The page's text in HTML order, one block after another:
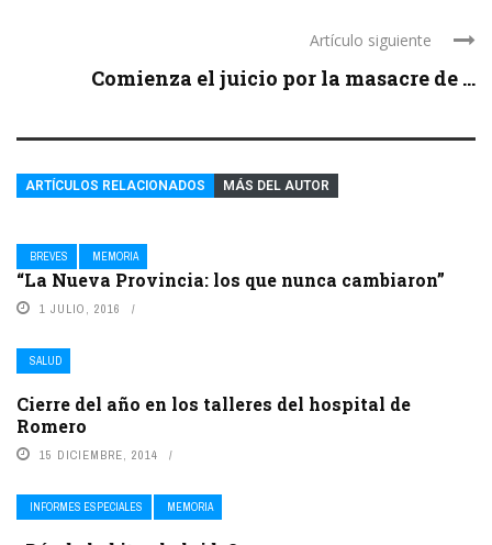
Artículo siguiente
Comienza el juicio por la masacre de ...
ARTÍCULOS RELACIONADOS MÁS DEL AUTOR
BREVES MEMORIA
“La Nueva Provincia: los que nunca cambiaron”
1 JULIO, 2016
SALUD
Cierre del año en los talleres del hospital de
Romero
15 DICIEMBRE, 2014
INFORMES ESPECIALES MEMORIA